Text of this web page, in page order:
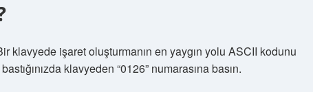
klavyede işaret oluşturmanın en yaygın yolu ASCII kodunu
klavyeden “0126” numarasına basın.